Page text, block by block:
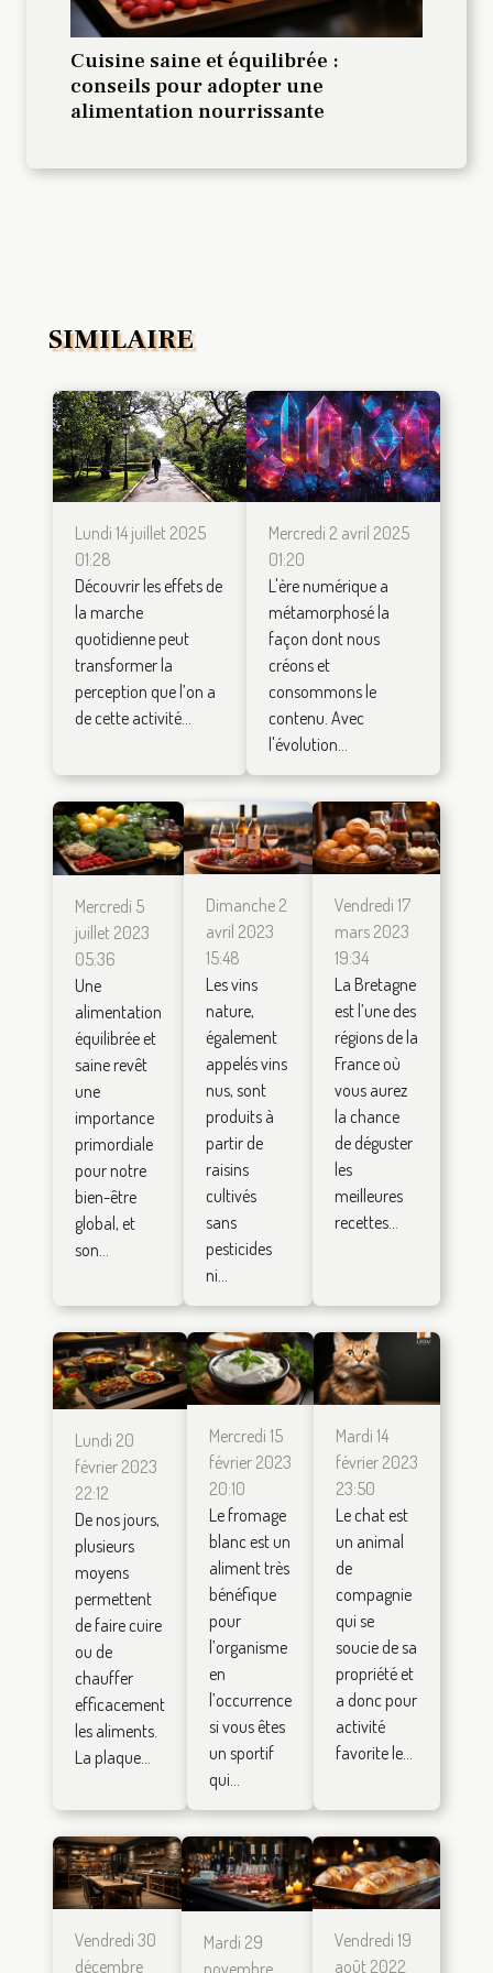
Cuisine saine et équilibrée :
conseils pour adopter une
alimentation nourrissante
SIMILAIRE
Lundi 14 juillet 2025
01:28
Découvrir les effets de
la marche
quotidienne peut
transformer la
perception que l’on a
de cette activité...
Mercredi 2 avril 2025
01:20
L'ère numérique a
métamorphosé la
façon dont nous
créons et
consommons le
contenu. Avec
l'évolution...
Mercredi 5
juillet 2023
05:36
Une
alimentation
équilibrée et
saine revêt
une
importance
primordiale
pour notre
bien-être
global, et
son...
Dimanche 2
avril 2023
15:48
Les vins
nature,
également
appelés vins
nus, sont
produits à
partir de
raisins
cultivés
sans
pesticides
ni...
Vendredi 17
mars 2023
19:34
La Bretagne
est l’une des
régions de la
France où
vous aurez
la chance
de déguster
les
meilleures
recettes...
Lundi 20
février 2023
22:12
De nos jours,
plusieurs
moyens
permettent
de faire cuire
ou de
chauffer
efficacement
les aliments.
La plaque...
Mercredi 15
février 2023
20:10
Le fromage
blanc est un
aliment très
bénéfique
pour
l’organisme
en
l’occurrence
si vous êtes
un sportif
qui...
Mardi 14
février 2023
23:50
Le chat est
un animal
de
compagnie
qui se
soucie de sa
propriété et
a donc pour
activité
favorite le...
Vendredi 30
décembre
Mardi 29
novembre
Vendredi 19
août 2022